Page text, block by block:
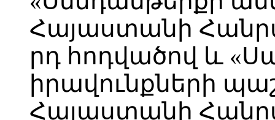
Հայաստանի
րդ հոդվածով և
իրավունքների
Հայաստանի